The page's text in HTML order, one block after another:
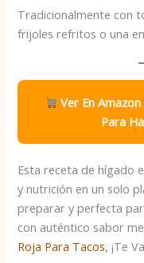
Tradicionalmente con
frijoles refritos o una
Ver En
Para
Esta receta de hígado
y nutrición en un solo
preparar y perfecta
con auténtico sabor
Roja Para Tacos, ¡Te